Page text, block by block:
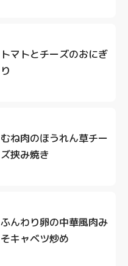
トマトとチーズのおにぎ
り
むね肉のほうれん草チー
ズ挟み焼き
ふんわり卵の中華風肉み
そキャベツ炒め